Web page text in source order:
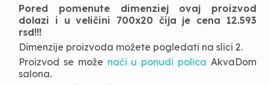
Pored pomenute dimenziej ovaj proizvod
dolazi i u veličini 700x20 čija je cena 12.593
rsd!!!
Dimenzije proizvoda možete pogledati na slici 2.
Proizvod se može naći u ponudi polica AkvaDom
salona.